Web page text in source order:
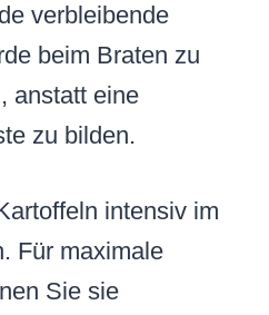
verbleibende
beim Braten zu
anstatt eine
zu bilden.
intensiv im
Für maximale
Sie sie